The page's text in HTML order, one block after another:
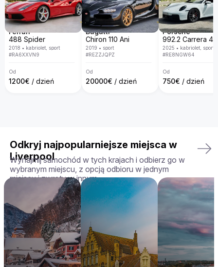
otrzymasz dokładnie ten model, który wybrałeś – w idealnym
stanie. Dbamy o to, aby wynajem był komfortowy,
bezproblemowy i dostosowany do Twoich potrzeb.
Twoja idealna jazda czeka — zarezerwuj Aston Martin
Rapide już dziś!
Ferrari
488 Spider
2018 • kabriolet, sport
#RA6XXVN9
Od
1200€ / dzień
Bugatti
Chiron 110 Ani
2019 • sport
#REZZJQPZ
Od
20000€ / dzień
Porsche
2025 • kabriolet, sport
#RE8NGW64
Od
750€ / dzień
Odkryj najpopularniejsze miejsca w
Liverpool
Wynajmij samochód w tych krajach i odbierz go w
wybranym miejscu, z opcją odbioru w jednym
miejscu i zwrotu w innym.